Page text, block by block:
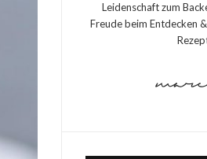
Leidenschaft zum
Freude beim Entdecken